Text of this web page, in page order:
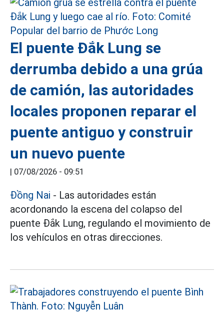
El puente Đắk Lung se
derrumba debido a una grúa
de camión, las autoridades
locales proponen reparar el
puente antiguo y construir
un nuevo puente
| 07/08/2026 - 09:51
Đồng Nai - Las autoridades están
acordonando la escena del colapso del
puente Đắk Lung, regulando el movimiento de
los vehículos en otras direcciones.